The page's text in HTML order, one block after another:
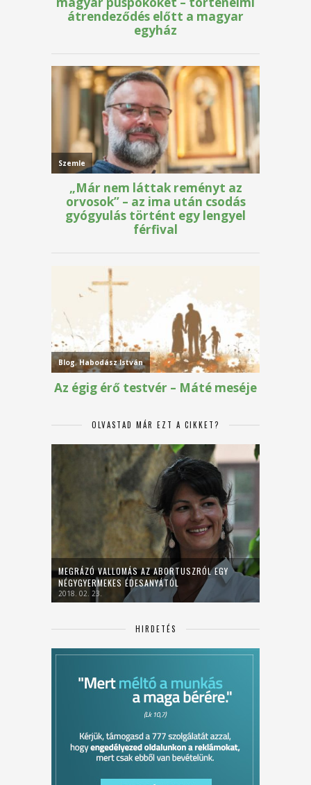
OLVASTAD MÁR EZT A CIKKET?
MEGRÁZÓ VALLOMÁS AZ ABORTUSZRÓL EGY
NÉGYGYERMEKES ÉDESANYÁTÓL
2018. 02. 23.
HIRDETÉS